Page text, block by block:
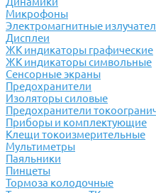
Микрофоны
Электромагнитные
Дисплеи
ЖК индикаторы графические
ЖК индикаторы символьные
Сенсорные экраны
Предохранители
Изоляторы силовые
Предохранители
Приборы и комплектующие
Клещи токоизмерительные
Мультиметры
Паяльники
Пинцеты
Тормоза колодочные